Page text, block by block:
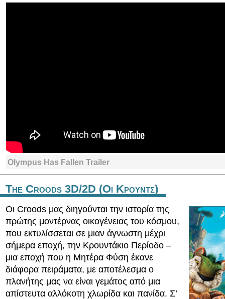
Olympus Has Fallen Trailer
The Croods 3D/2D (Οι Κρουντς)
Οι Croods μας διηγούνται την ιστορία της
πρώτης μοντέρνας οικογένειας του κόσμου,
που εκτυλίσσεται σε μιαν άγνωστη μέχρι
σήμερα εποχή, την Κρουντάκιο Περίοδο –
μια εποχή που η Μητέρα Φύση έκανε
διάφορα πειράματα, με αποτέλεσμα ο
πλανήτης μας να είναι γεμάτος από μια
απίστευτα αλλόκοτη χλωρίδα και πανίδα. Σ’